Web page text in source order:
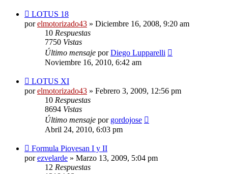
LOTUS 18
porelmotorizado43 » Diciembre 16, 2008, 9:20 am
10 Respuestas
7750 Vistas
Último mensaje porDiego Lupparelli
Noviembre 16, 2010, 6:42 am
LOTUS XI
porelmotorizado43 » Febrero 3, 2009, 12:56 pm
10 Respuestas
8694 Vistas
Último mensaje por gordojose
Abril 24, 2010, 6:03 pm
Formula Piovesan I y II
porezvelarde » Marzo 13, 2009, 5:04 pm
12 Respuestas